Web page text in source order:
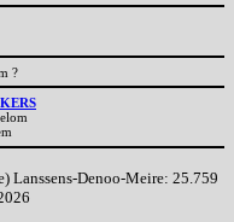
?
Lanssens-Denoo-Meire: 25.759